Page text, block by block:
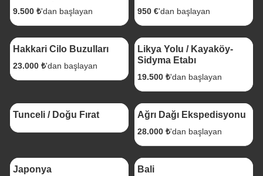
9.500 ₺'dan başlayan 950 €'dan başlayan
4 Gece 5 Gün
Hakkari Cilo Buzulları
23.000 ₺'dan başlayan
3 Gece 4 Gün
Likya Yolu / Kayaköy-
Sidyma Etabı
19.500 ₺'dan başlayan
Tunceli / Doğu Fırat
5 Gece 6 Gün
Ağrı Dağı Ekspedisyonu
28.000 ₺'dan başlayan
Japonya
9 Gece 10 Gün
Bali